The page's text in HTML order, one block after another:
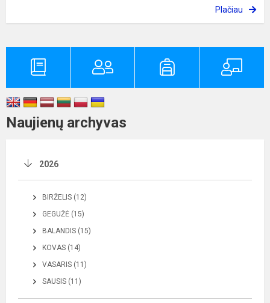
Plačiau
Naujienų archyvas
2026
BIRŽELIS (12)
GEGUŽĖ (15)
BALANDIS (15)
KOVAS (14)
VASARIS (11)
SAUSIS (11)